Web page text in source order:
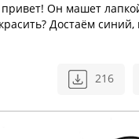
Он машет
Достаём
216